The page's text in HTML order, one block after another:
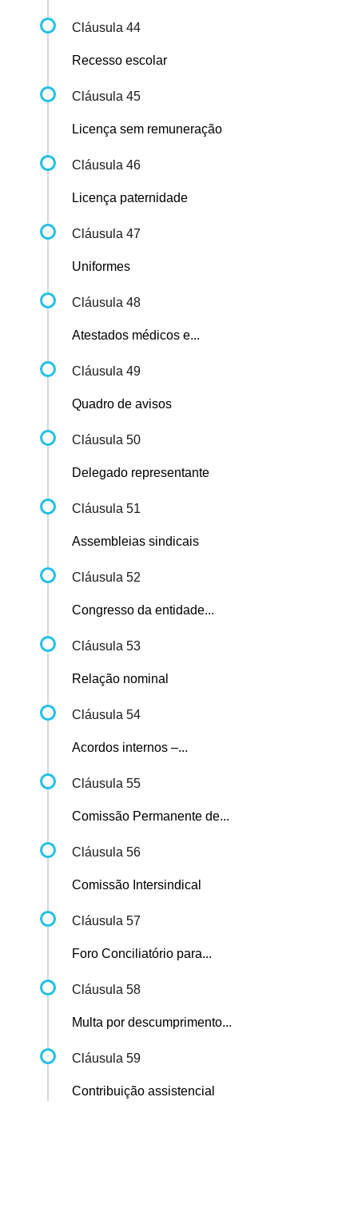
Cláusula 44
Recesso escolar
Cláusula 45
Licença sem remuneração
Cláusula 46
Licença paternidade
Cláusula 47
Uniformes
Cláusula 48
Atestados médicos e...
Cláusula 49
Quadro de avisos
Cláusula 50
Delegado representante
Cláusula 51
Assembleias sindicais
Cláusula 52
Congresso da entidade...
Cláusula 53
Relação nominal
Cláusula 54
Acordos internos –...
Cláusula 55
Comissão Permanente de...
Cláusula 56
Comissão Intersindical
Cláusula 57
Foro Conciliatório para...
Cláusula 58
Multa por descumprimento...
Cláusula 59
Contribuição assistencial